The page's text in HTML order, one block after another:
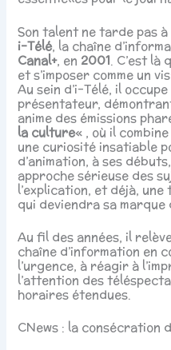
Son talent ne tarde pas
i-Télé, la chaîne
Canal+, en 2001. C’est là
et s’imposer comme un
Au sein d’i-Télé, il
présentateur,
anime des émissions
la culture« , où il
une curiosité insatiable
d’animation, à ses
approche sérieuse des
l’explication, et déjà, une
qui deviendra sa marque
Au fil des années, il
chaîne d’information en
l’urgence, à réagir à
l’attention des
horaires étendues.
CNews : la consécration